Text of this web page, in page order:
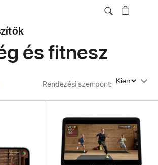
és fitnesz
Rendezési szempont: Rendezési szempont